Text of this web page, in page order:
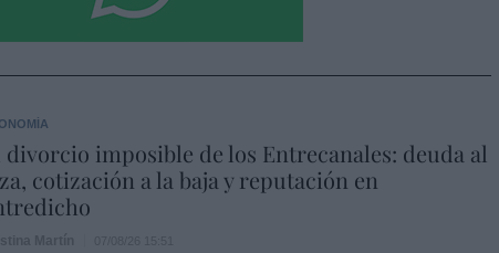
divorcio imposible de los Entrecanales: deuda al
cotización a la baja y reputación en